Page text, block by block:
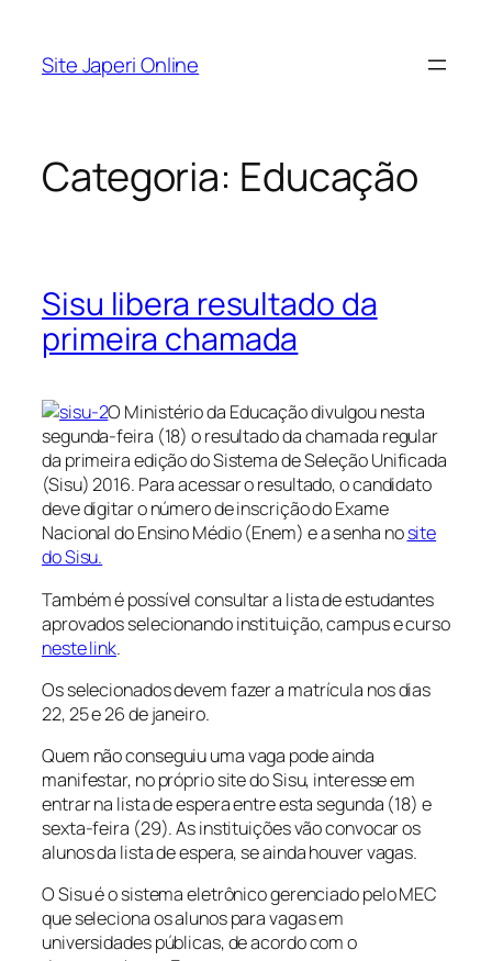
Site Japeri Online
Categoria: Educação
Sisu libera resultado da
primeira chamada
O Ministério da Educação divulgou nesta
segunda-feira (18) o resultado da chamada regular
da primeira edição do Sistema de Seleção Unificada
(Sisu) 2016. Para acessar o resultado, o candidato
deve digitar o número de inscrição do Exame
Nacional do Ensino Médio (Enem) e a senha nosite
do Sisu.
Também é possível consultar a lista de estudantes
aprovados selecionando instituição, campus e curso
neste link.
Os selecionados devem fazer a matrícula nos dias
22, 25 e 26 de janeiro.
Quem não conseguiu uma vaga pode ainda
manifestar, no próprio site do Sisu, interesse em
entrar na lista de espera entre esta segunda (18) e
sexta-feira (29). As instituições vão convocar os
alunos da lista de espera, se ainda houver vagas.
O Sisu é o sistema eletrônico gerenciado pelo MEC
que seleciona os alunos para vagas em
universidades públicas, de acordo com o